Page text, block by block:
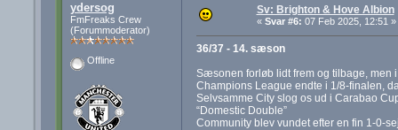
ydersog
FmFreaks Crew
(Forummoderator)
Offline
Sv: Brighton & Hove Albion
« Svar #6: 07 Feb 2025, 12:51 »
36/37 - 14. sæson
Sæsonen forløb lidt frem og tilbage, men
Champions League endte i 1/8-finalen,
Selvsamme City slog os ud i Carabao
“Domestic Double”
Community blev vundet efter en fin 1-0-